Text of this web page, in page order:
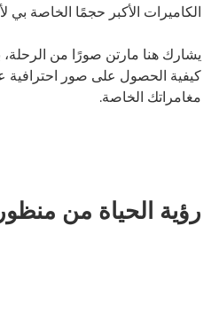
الكاميرات الأكبر حجمًا الخاصة بي
يشارك هنا مارتن صورًا من الرحلة،
كيفية الحصول على صور احترافية
مغامراتك الخاصة.
رؤية الحياة من